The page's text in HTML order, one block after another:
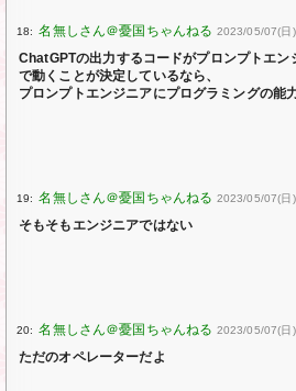
18: 2023/05/07(日
ChatGPTの出力するコードがプロンプトエン
で動くことが決定しているなら、
プロンプトエンジニアにプログラミングの能
19: 2023/05/07(日
そもそもエンジニアではない
20: 2023/05/07(日
ただのオペレーターだよ